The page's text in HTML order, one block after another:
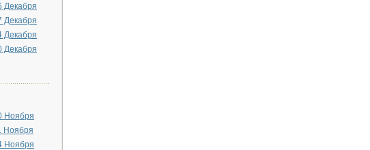
Декабря
Декабря
Декабря
Декабря
Ноября
Ноября
Ноября